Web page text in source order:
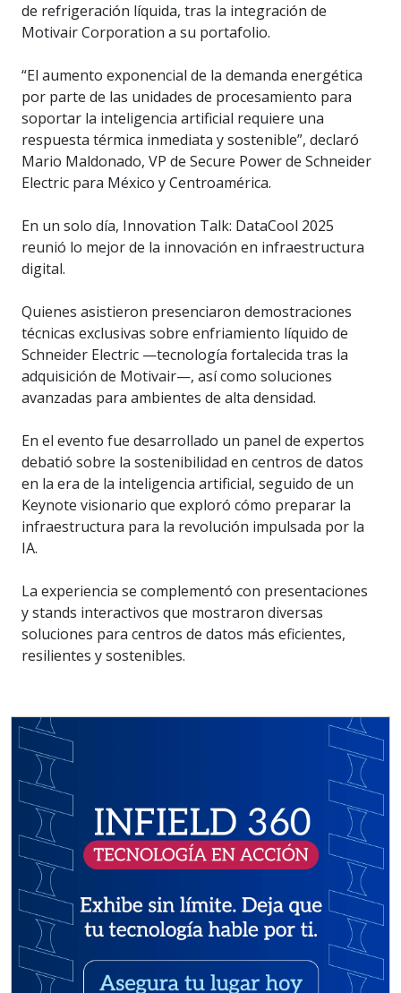
de refrigeración líquida, tras la integración de
Motivair Corporation a su portafolio.
“El aumento exponencial de la demanda energética
por parte de las unidades de procesamiento para
soportar la inteligencia artificial requiere una
respuesta térmica inmediata y sostenible”, declaró
Mario Maldonado, VP de Secure Power de Schneider
Electric para México y Centroamérica.
En un solo día, Innovation Talk: DataCool 2025
reunió lo mejor de la innovación en infraestructura
digital.
Quienes asistieron presenciaron demostraciones
técnicas exclusivas sobre enfriamiento líquido de
Schneider Electric —tecnología fortalecida tras la
adquisición de Motivair—, así como soluciones
avanzadas para ambientes de alta densidad.
En el evento fue desarrollado un panel de expertos
debatió sobre la sostenibilidad en centros de datos
en la era de la inteligencia artificial, seguido de un
Keynote visionario que exploró cómo preparar la
infraestructura para la revolución impulsada por la
IA.
La experiencia se complementó con presentaciones
y stands interactivos que mostraron diversas
soluciones para centros de datos más eficientes,
resilientes y sostenibles.